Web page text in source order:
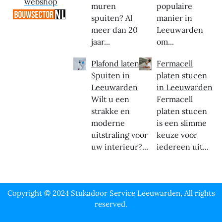
muren
spuiten? Al
meer dan 20
jaar...
Plafond laten
Spuiten in
Leeuwarden
Wilt u een
strakke en
moderne
uitstraling voor
uw interieur?...
populaire
manier in
Leeuwarden
om...
Fermacell
platen stucen
in Leeuwarden
Fermacell
platen stucen
is een slimme
keuze voor
iedereen uit...
Copyright © 2024 Stukadoor Service Leeuwarden, All rights
reserved.